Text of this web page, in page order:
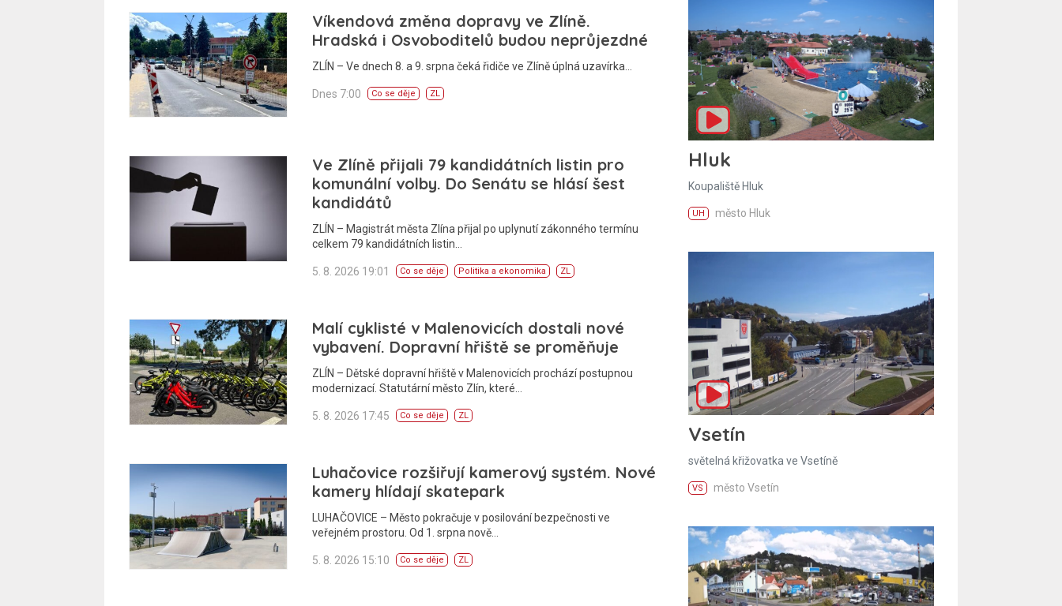
Víkendová změna dopravy ve Zlíně.
Hradská i Osvoboditelů budou neprůjezdné
ZLÍN – Ve dnech 8. a 9. srpna čeká řidiče ve Zlíně úplná uzavírka…
Dnes 7:00 Co se děje ZL
Ve Zlíně přijali 79 kandidátních listin pro
komunální volby. Do Senátu se hlásí šest
kandidátů
ZLÍN – Magistrát města Zlína přijal po uplynutí zákonného termínu
celkem 79 kandidátních listin…
5. 8. 2026 19:01 Co se děje Politika a ekonomika ZL
Malí cyklisté v Malenovicích dostali nové
vybavení. Dopravní hřiště se proměňuje
ZLÍN – Dětské dopravní hřiště v Malenovicích prochází postupnou
modernizací. Statutární město Zlín, které…
5. 8. 2026 17:45 Co se děje ZL
Luhačovice rozšiřují kamerový systém. Nové
kamery hlídají skatepark
LUHAČOVICE – Město pokračuje v posilování bezpečnosti ve
veřejném prostoru. Od 1. srpna nově…
5. 8. 2026 15:10 Co se děje ZL
Hluk
Koupaliště Hluk
UH město Hluk
Vsetín
světelná křižovatka ve Vsetíně
VS město Vsetín